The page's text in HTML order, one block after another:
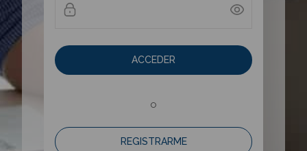
ACCEDER
o
REGISTRARME